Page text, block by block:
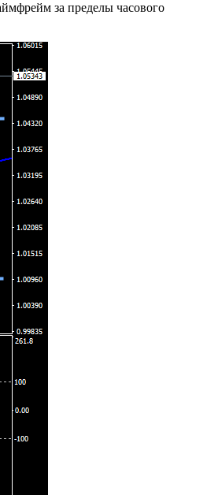
за пределы часового